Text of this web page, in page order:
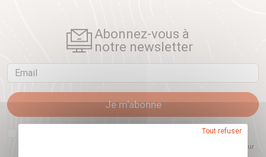
Abonnez-vous à
notre newsletter
Email
Je m'abonne
J'accepte que l'ouverture des newsletters soit mesurée, afin de mieux
proposés. Ce choix est modifiable à tout moment et reste sans incidence sur
Tout refuser